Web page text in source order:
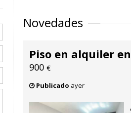
Novedades
Piso en alquiler
900 €
Publicado ayer